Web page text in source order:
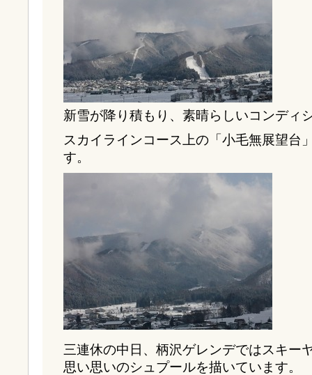
新雪が降り積もり、素晴らしいコンディ
スカイラインコース上の「小毛無展望台
す。
三連休の中日、柄沢ゲレンデではスキー
思い思いのシュプールを描いています。